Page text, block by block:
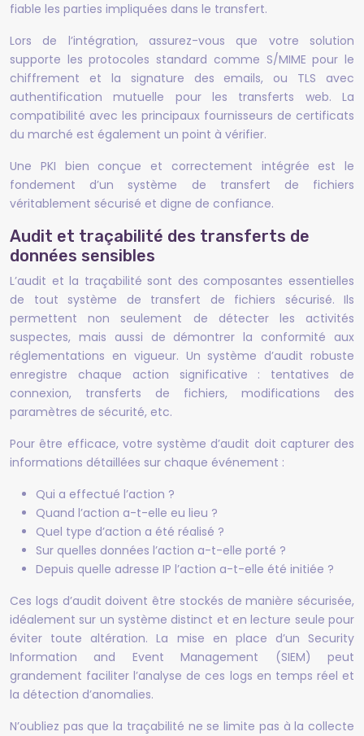
fiable les parties impliquées dans le transfert.
Lors de l’intégration, assurez-vous que votre solution
supporte les protocoles standard comme S/MIME pour le
chiffrement et la signature des emails, ou TLS avec
authentification mutuelle pour les transferts web. La
compatibilité avec les principaux fournisseurs de certificats
du marché est également un point à vérifier.
Une PKI bien conçue et correctement intégrée est le
fondement d’un système de transfert de fichiers
véritablement sécurisé et digne de confiance.
Audit et traçabilité des transferts de
données sensibles
L’audit et la traçabilité sont des composantes essentielles
de tout système de transfert de fichiers sécurisé. Ils
permettent non seulement de détecter les activités
suspectes, mais aussi de démontrer la conformité aux
réglementations en vigueur. Un système d’audit robuste
enregistre chaque action significative : tentatives de
connexion, transferts de fichiers, modifications des
paramètres de sécurité, etc.
Pour être efficace, votre système d’audit doit capturer des
informations détaillées sur chaque événement :
Qui a effectué l’action ?
Quand l’action a-t-elle eu lieu ?
Quel type d’action a été réalisé ?
Sur quelles données l’action a-t-elle porté ?
Depuis quelle adresse IP l’action a-t-elle été initiée ?
Ces logs d’audit doivent être stockés de manière sécurisée,
idéalement sur un système distinct et en lecture seule pour
éviter toute altération. La mise en place d’un Security
Information and Event Management (SIEM) peut
grandement faciliter l’analyse de ces logs en temps réel et
la détection d’anomalies.
N’oubliez pas que la traçabilité ne se limite pas à la collecte